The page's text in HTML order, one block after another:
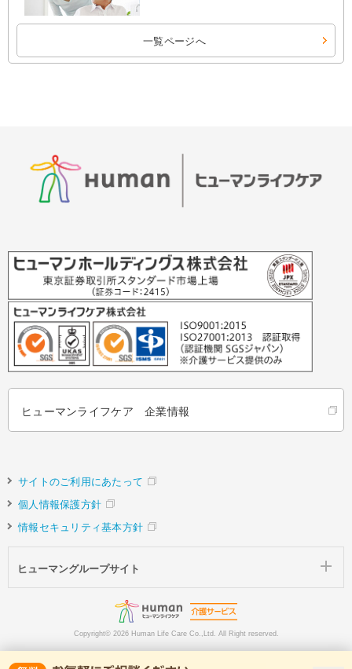
一覧ページへ
ヒューマンライフケア 企業情報
サイトのご利用にあたって
個人情報保護方針
情報セキュリティ基本方針
ヒューマングループサイト
Copyright© 2026 Human Life Care Co.,Ltd. All Right reserved.